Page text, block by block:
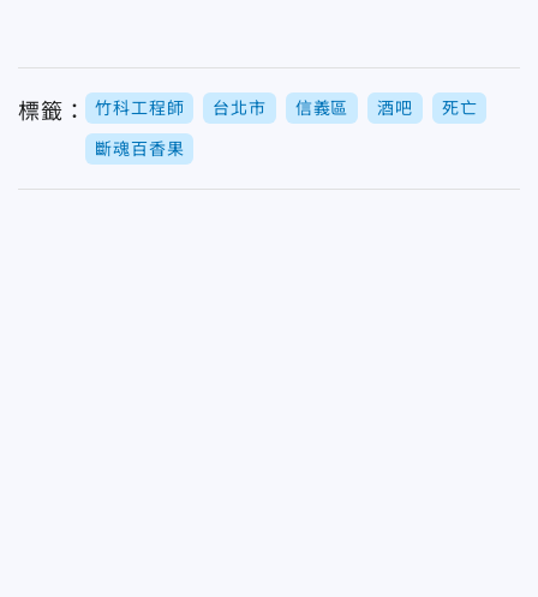
標籤： 竹科工程師 台北市 信義區 酒吧 死亡
斷魂百香果